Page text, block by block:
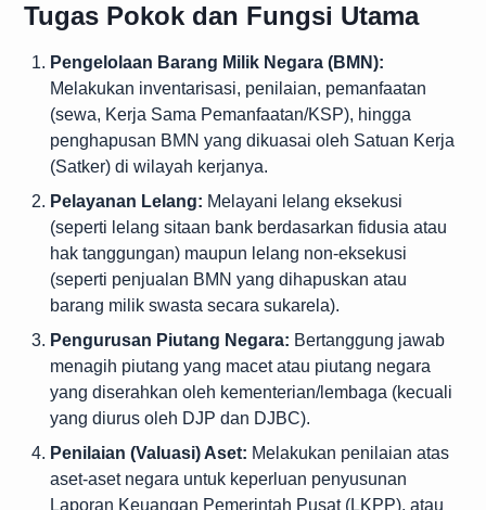
Tugas Pokok dan Fungsi Utama
Pengelolaan Barang Milik Negara (BMN):
Melakukan inventarisasi, penilaian, pemanfaatan
(sewa, Kerja Sama Pemanfaatan/KSP), hingga
penghapusan BMN yang dikuasai oleh Satuan Kerja
(Satker) di wilayah kerjanya.
Pelayanan Lelang: Melayani lelang eksekusi
(seperti lelang sitaan bank berdasarkan fidusia atau
hak tanggungan) maupun lelang non-eksekusi
(seperti penjualan BMN yang dihapuskan atau
barang milik swasta secara sukarela).
Pengurusan Piutang Negara: Bertanggung jawab
menagih piutang yang macet atau piutang negara
yang diserahkan oleh kementerian/lembaga (kecuali
yang diurus oleh DJP dan DJBC).
Penilaian (Valuasi) Aset: Melakukan penilaian atas
aset-aset negara untuk keperluan penyusunan
Laporan Keuangan Pemerintah Pusat (LKPP), atau